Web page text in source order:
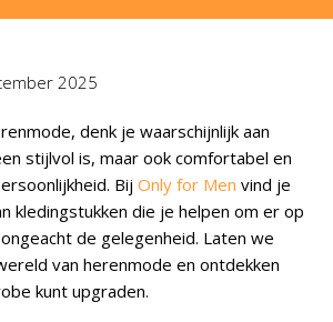
2025
denk je waarschijnlijk aan
stijlvol is, maar ook comfortabel en
Bij Only for Men vind je
kledingstukken die je helpen om er op
de gelegenheid. Laten we
van herenmode en ontdekken
kunt upgraden.